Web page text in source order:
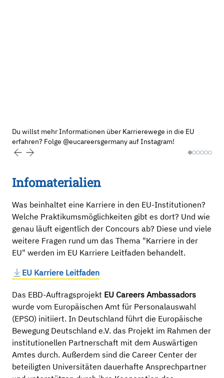
Du willst mehr Informationen über Karrierewege in die
EU erfahren? Folge @eucareersgermany auf
Instagram!
Du willst mehr Informationen über Karrierewege in die EU
erfahren? Folge @eucareersgermany auf Instagram!
Infomaterialien
Was beinhaltet eine Karriere in den EU-Institutionen?
Welche Praktikumsmöglichkeiten gibt es dort? Und wie
genau läuft eigentlich der Concours ab? Diese und viele
weitere Fragen rund um das Thema "Karriere in der
EU" werden im EU Karriere Leitfaden behandelt.
EU Karriere Leitfaden
Das EBD-Auftragsprojekt EU Careers Ambassadors
wurde vom Europäischen Amt für Personalauswahl
(EPSO) initiiert. In Deutschland führt die Europäische
Bewegung Deutschland e.V. das Projekt im Rahmen der
institutionellen Partnerschaft mit dem Auswärtigen
Amtes durch. Außerdem sind die Career Center der
beteiligten Universitäten dauerhafte Ansprechpartner